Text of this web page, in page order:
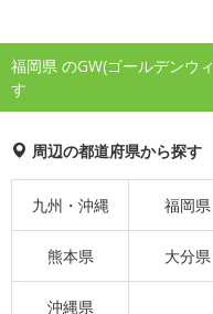
福岡県 のGW(ゴールデンウ
す
周辺の都道府県から探す
九州・沖縄 福岡県
熊本県 大分県
沖縄県